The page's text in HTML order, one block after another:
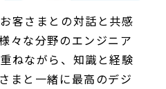
客さまとの対話と共感
々な分野のエンジニア
ねながら、知識と経験
まと一緒に最高のデジ